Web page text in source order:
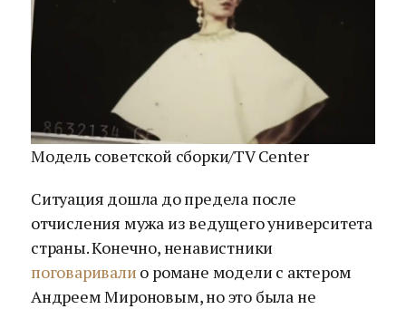
Модель советской сборки/TV Center
Ситуация дошла до предела после
отчисления мужа из ведущего университета
страны. Конечно, ненавистники
поговаривали о романе модели с актером
Андреем Мироновым, но это была не